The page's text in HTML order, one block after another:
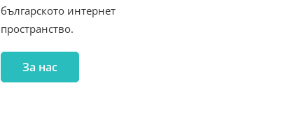
българското интернет
пространство.
За нас